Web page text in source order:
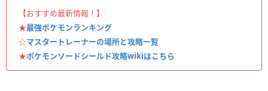
【おすすめ最新情報！】
★最強ポケモンランキング
☆マスタートレーナーの場所と攻略一覧
★ポケモンソードシールド攻略wikiはこちら